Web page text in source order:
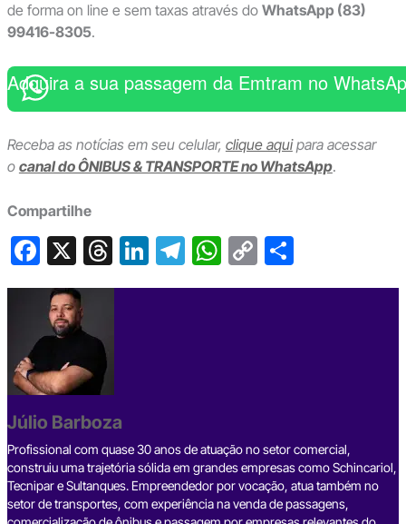
de forma on line e sem taxas através do WhatsApp (83)
99416-8305.
Adquira a sua passagem da Emtram no
Receba as notícias em seu celular, clique aquipara acessar
o canal do ÔNIBUS & TRANSPORTE no WhatsApp.
Compartilhe
F
a
c
e
b
o
o
k
X T
hr
s
Li
n
T
el
W
h
C
o
S
h
Júlio Barboza
Profissional com quase 30 anos de atuação no setor comercial,
construiu uma trajetória sólida em grandes empresas como Schincariol,
Tecnipar e Sultanques. Empreendedor por vocação, atua também no
setor de transportes, com experiência na venda de passagens,